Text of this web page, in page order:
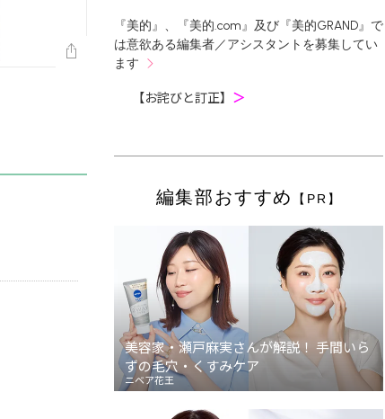
『美的』、『美的.com』及び『美的GRAND』で
は意欲ある編集者／アシスタントを募集してい
ます
【お詫びと訂正】 ＞
編集部おすすめ 【PR】
美容家・瀬戸麻実さんが解説！ 手間いら
ずの毛穴・くすみケア
ニベア花王